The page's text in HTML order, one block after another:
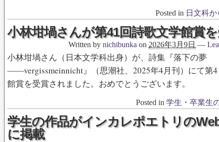
Posted in 日文科
小林坩堝さんが第41回詩歌文学館賞
Written by nichibunka on 2026年3月9日 —
小林坩堝さん（日本文学科出身）が、詩集『落下の夢
――vergissmeinnicht』（思潮社、2025年4月刊）にて第
館賞を受賞されました。おめでとうございます。
Posted in 学生・卒業生
学生の作品がインカレポエトリの
に掲載